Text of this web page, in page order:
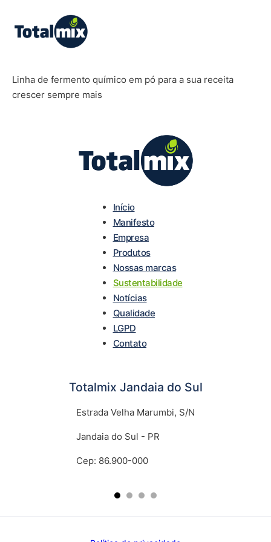
Linha de fermento químico em pó para a sua receita
crescer sempre mais
Início
Manifesto
Empresa
Produtos
Nossas marcas
Sustentabilidade
Notícias
Qualidade
LGPD
Contato
Totalmix Jandaia do Sul
Estrada Velha Marumbi, S/N
Jandaia do Sul - PR
Cep: 86.900-000